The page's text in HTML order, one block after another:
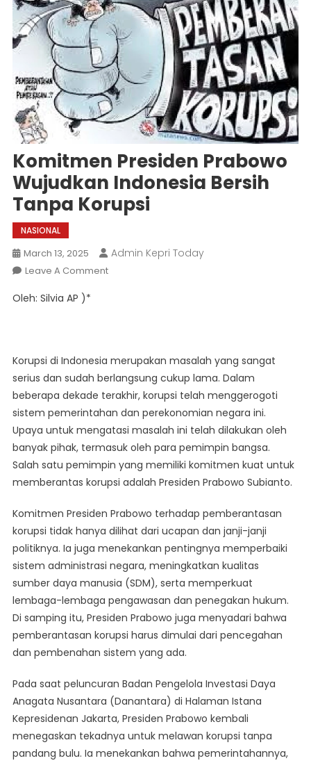
Komitmen Presiden Prabowo
Wujudkan Indonesia Bersih
Tanpa Korupsi
NASIONAL
March 13, 2025 Admin Kepri Today
Leave A CommentOn
Bersih
Tanpa
Korupsi
Oleh: Silvia AP )*
Korupsi di Indonesia merupakan masalah yang sangat
serius dan sudah berlangsung cukup lama. Dalam
beberapa dekade terakhir, korupsi telah menggerogoti
sistem pemerintahan dan perekonomian negara ini.
Upaya untuk mengatasi masalah ini telah dilakukan oleh
banyak pihak, termasuk oleh para pemimpin bangsa.
Salah satu pemimpin yang memiliki komitmen kuat untuk
memberantas korupsi adalah Presiden Prabowo Subianto.
Komitmen Presiden Prabowo terhadap pemberantasan
korupsi tidak hanya dilihat dari ucapan dan janji-janji
politiknya. Ia juga menekankan pentingnya memperbaiki
sistem administrasi negara, meningkatkan kualitas
sumber daya manusia (SDM), serta memperkuat
lembaga-lembaga pengawasan dan penegakan hukum.
Di samping itu, Presiden Prabowo juga menyadari bahwa
pemberantasan korupsi harus dimulai dari pencegahan
dan pembenahan sistem yang ada.
Pada saat peluncuran Badan Pengelola Investasi Daya
Anagata Nusantara (Danantara) di Halaman Istana
Kepresidenan Jakarta, Presiden Prabowo kembali
menegaskan tekadnya untuk melawan korupsi tanpa
pandang bulu. Ia menekankan bahwa pemerintahannya,